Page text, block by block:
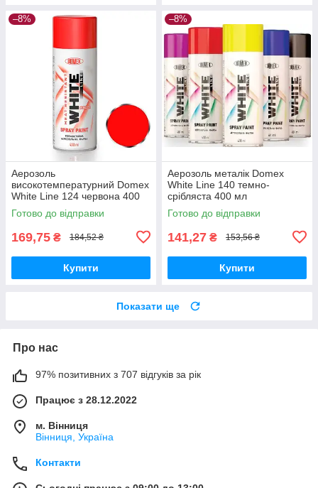
–8%
Аерозоль
високотемпературний Domex
White Line 124 червона 400
мл
Готово до відправки
169,75 ₴ 184,52 ₴
Купити
–8%
Аерозоль металік Domex
White Line 140 темно-
срібляста 400 мл
Готово до відправки
141,27 ₴ 153,56 ₴
Купити
Показати ще
Про нас
97% позитивних з 707 відгуків за рік
Працює з 28.12.2022
м. Вінниця
Вінниця, Україна
Контакти